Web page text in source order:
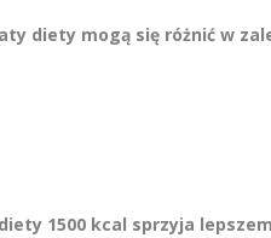
diety mogą się różnić w
1500 kcal sprzyja